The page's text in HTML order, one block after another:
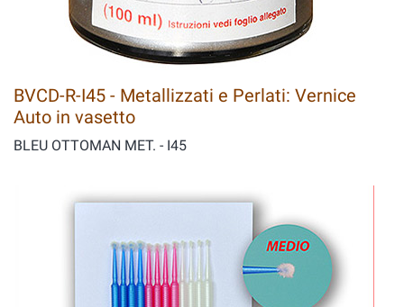
BVCD-R-I45 - Metallizzati e Perlati: Vernice
Auto in vasetto
BLEU OTTOMAN MET. - I45